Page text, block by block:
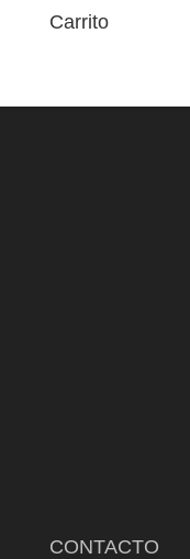
Carrito
CONTACTO